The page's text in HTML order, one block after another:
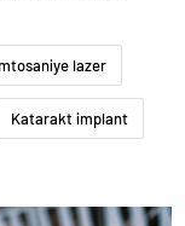
lazer
Katarakt implant